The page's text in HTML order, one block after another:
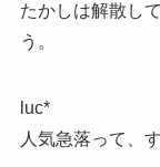
たかしは解散し
う。
luc*
人気急落って、